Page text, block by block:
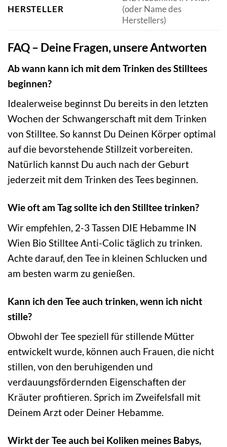
HERSTELLER
(oder Name des
Herstellers)
FAQ – Deine Fragen, unsere Antworten
Ab wann kann ich mit dem Trinken des Stilltees
beginnen?
Idealerweise beginnst Du bereits in den letzten
Wochen der Schwangerschaft mit dem Trinken
von Stilltee. So kannst Du Deinen Körper optimal
auf die bevorstehende Stillzeit vorbereiten.
Natürlich kannst Du auch nach der Geburt
jederzeit mit dem Trinken des Tees beginnen.
Wie oft am Tag sollte ich den Stilltee trinken?
Wir empfehlen, 2-3 Tassen DIE Hebamme IN
Wien Bio Stilltee Anti-Colic täglich zu trinken.
Achte darauf, den Tee in kleinen Schlucken und
am besten warm zu genießen.
Kann ich den Tee auch trinken, wenn ich nicht
stille?
Obwohl der Tee speziell für stillende Mütter
entwickelt wurde, können auch Frauen, die nicht
stillen, von den beruhigenden und
verdauungsfördernden Eigenschaften der
Kräuter profitieren. Sprich im Zweifelsfall mit
Deinem Arzt oder Deiner Hebamme.
Wirkt der Tee auch bei Koliken meines Babys,